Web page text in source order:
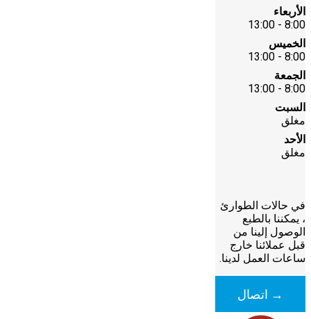
الأربعاء
8:00 - 13:00
الخميس
8:00 - 13:00
الجمعة
8:00 - 13:00
السبت
مغلق
الأحد
مغلق
في حالات الطوارئ
، يمكننا بالطبع
الوصول إلينا من
قبل عملائنا خارج
ساعات العمل لدينا.
→ اتصال